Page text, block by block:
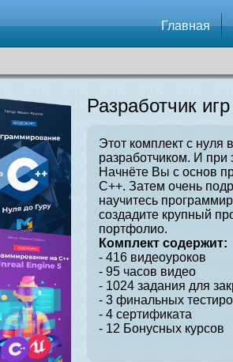
Главная
Разработчик
Этот комплект с нуля
разработчиком. И при
Начнёте Вы с основ
C++. Затем очень
научитесь
создадите крупный
портфолио.
Комплект содержит:
- 416 видеоуроков
- 95 часов видео
- 1024 задания для
- 3 финальных
- 4 сертификата
- 12 Бонусных курсов